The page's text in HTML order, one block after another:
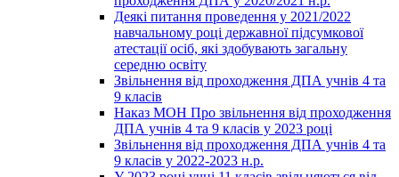
Деякі питання проведення у 2021/2022
навчальному році державної підсумкової
атестації осіб, які здобувають загальну
середню освіту
Звільнення від проходження ДПА учнів 4 та
9 класів
Наказ МОН Про звільнення від проходження
ДПА учнів 4 та 9 класів у 2023 році
Звільнення від проходження ДПА учнів 4 та
9 класів у 2022-2023 н.р.